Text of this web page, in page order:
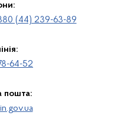
(44) 239-63-89
64-52
пошта: